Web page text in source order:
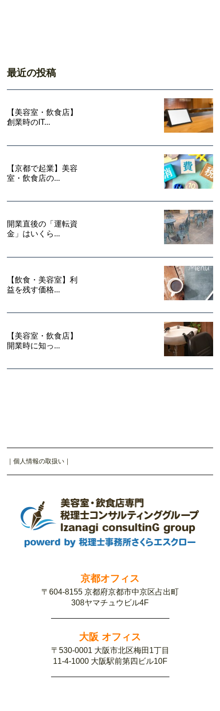
最近の投稿
【美容室・飲食店】
創業時のIT...
【京都で起業】美容
室・飲食店の...
開業直後の「運転資
金」はいくら...
【飲食・美容室】利
益を残す価格...
【美容室・飲食店】
開業時に知っ...
｜ 個人情報の取扱い ｜
京都オフィス
〒604-8155 京都府京都市中京区占出町
308ヤマチュウビル4F
大阪 オフィス
〒530-0001 大阪市北区梅田1丁目
11-4-1000 大阪駅前第四ビル10F